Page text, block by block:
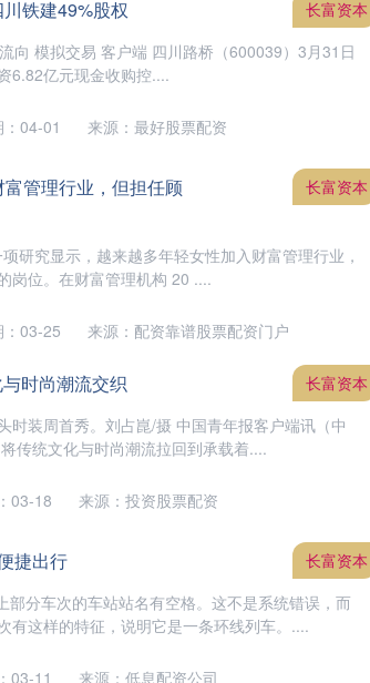
铁建49%股权
向 模拟交易 客户端 四川路桥（600039）3月31日
6.82亿元现金收购控....
长富资本
：04-01 来源：最好股票配资
管理行业，但担任顾
研究显示，越来越多年轻女性加入财富管理行业，
岗位。在财富管理机构 20 ....
长富资本
：03-25 来源：配资靠谱股票配资门户
时尚潮流交织
装周首秀。刘占崑/摄 中国青年报客户端讯（中
传统文化与时尚潮流拉回到承载着....
长富资本
03-18 来源：投资股票配资
捷出行
分车次的车站站名有空格。这不是系统错误，而
有这样的特征，说明它是一条环线列车。....
长富资本
03-11 来源：低息配资公司